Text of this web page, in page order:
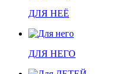
ДЛЯ НЕЁ
ДЛЯ НЕГО